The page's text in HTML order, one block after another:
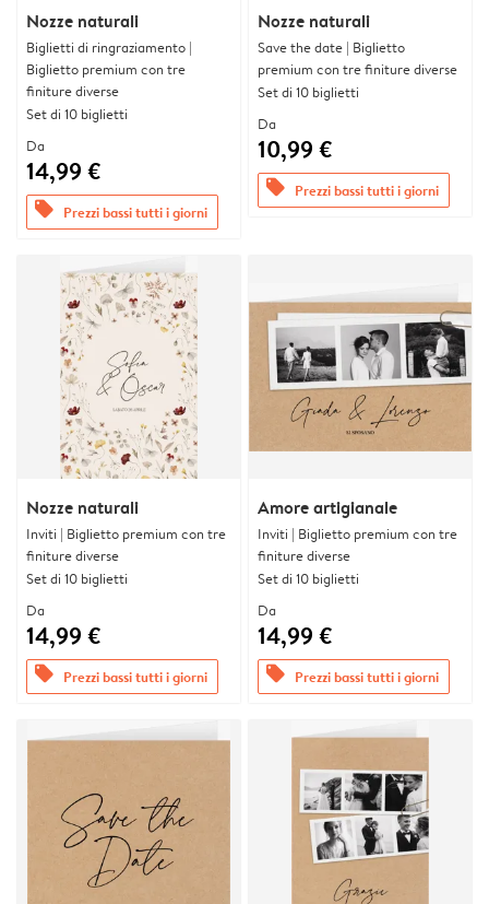
Nozze naturali
Biglietti di ringraziamento |
Biglietto premium con tre
finiture diverse
Set di 10 biglietti
Da
14,99 €
offers Prezzi bassi tutti i giorni
Nozze naturali
Save the date | Biglietto
premium con tre finiture diverse
Set di 10 biglietti
Da
10,99 €
offers Prezzi bassi tutti i giorni
Nozze naturali
Inviti | Biglietto premium con tre
finiture diverse
Set di 10 biglietti
Da
14,99 €
offers Prezzi bassi tutti i giorni
Amore artigianale
Inviti | Biglietto premium con tre
finiture diverse
Set di 10 biglietti
Da
14,99 €
offers Prezzi bassi tutti i giorni